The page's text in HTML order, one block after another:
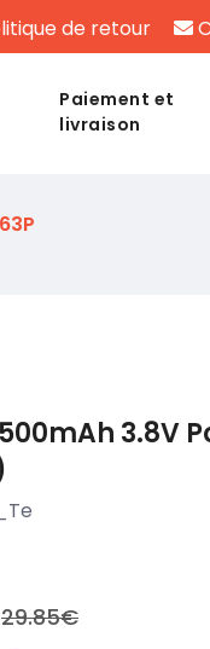
de retour
Paiement et
livraison
3.8V
29.85€